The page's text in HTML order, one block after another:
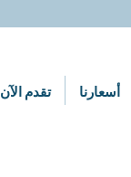
تقدم الآن أسعارنا